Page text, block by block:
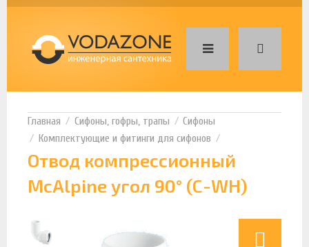
Сифоны, гофры, трапы
Сифоны
Комплектующие и фитинги для сифонов
Отвод компрессионный
McAlpine угол 90° (C-WH)